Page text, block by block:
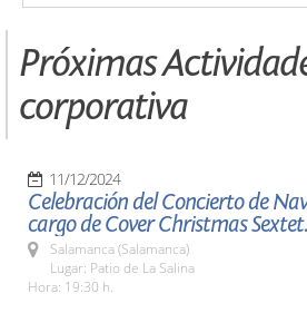
Próximas
corporativa
11/12/2024
Celebración del Concierto de
cargo de Cover Christmas Sextet.
Salamanca (Salamanca)
Lugar: Patio de La Salina
Hora: 19:30 h.